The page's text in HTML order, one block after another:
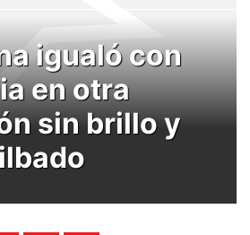
igualó con
en otra
sin brillo y